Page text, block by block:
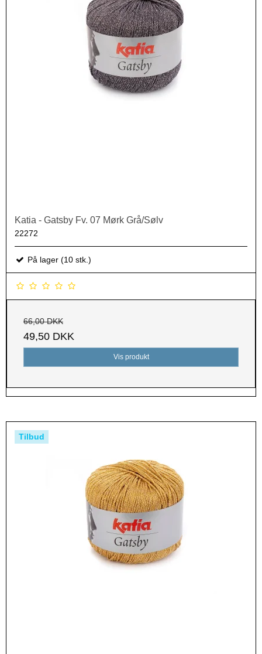
Katia - Gatsby Fv. 07 Mørk Grå/Sølv
22272
På lager (10 stk.)
66,00 DKK
49,50 DKK
Vis produkt
Tilbud